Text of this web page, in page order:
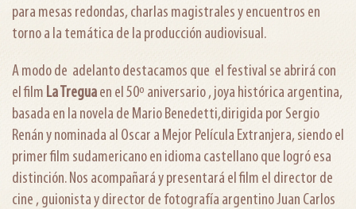
para mesas redondas, charlas magistrales y encuentros en
torno a la temática de la producción audiovisual.
A modo de adelanto destacamos que el festival se abrirá con
el film La Treguaen el 50º aniversario , joya histórica argentina,
basada en la novela de Mario Benedetti,dirigida por Sergio
Renán y nominada al Oscar a Mejor Película Extranjera, siendo el
primer film sudamericano en idioma castellano que logró esa
distinción. Nos acompañará y presentará el film el director de
cine , guionista y director de fotografía argentino Juan Carlos